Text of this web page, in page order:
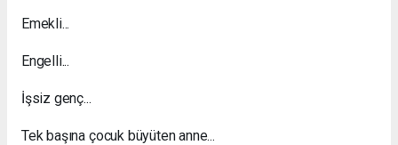
Emekli...
Engelli...
İşsiz genç...
Tek başına çocuk büyüten anne...